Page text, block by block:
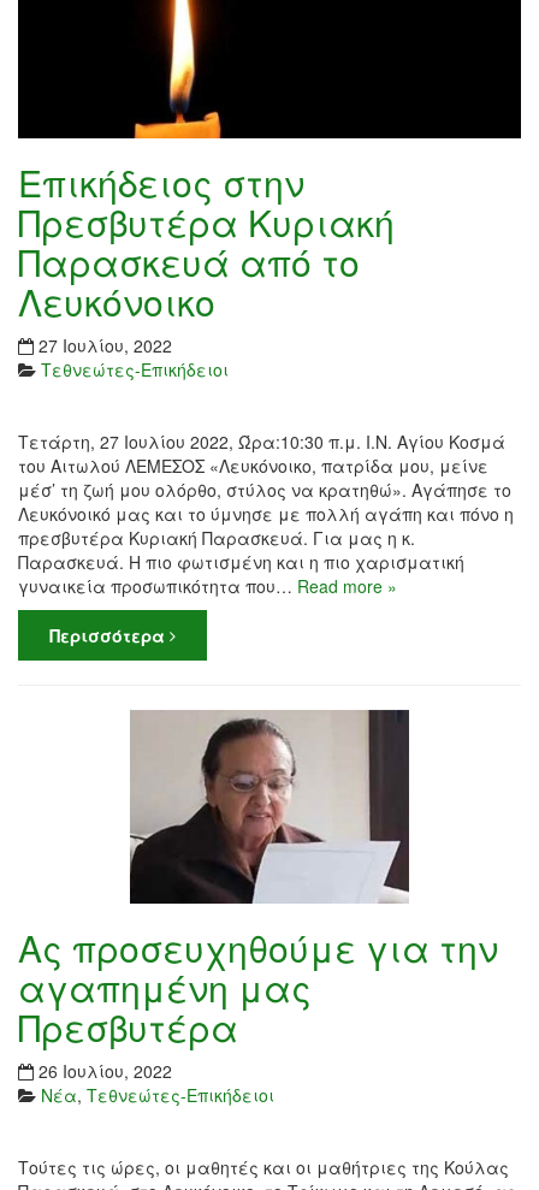
Επικήδειος στην
Πρεσβυτέρα Κυριακή
Παρασκευά από το
Λευκόνοικο
27 Ιουλίου, 2022
Τεθνεώτες-Επικήδειοι
Τετάρτη, 27 Ιουλίου 2022, Ώρα:10:30 π.μ. Ι.Ν. Αγίου Κοσμά
του Αιτωλού ΛΕΜΕΣΟΣ «Λευκόνοικο, πατρίδα μου, μείνε
μέσ’ τη ζωή μου ολόρθο, στύλος να κρατηθώ». Αγάπησε το
Λευκόνοικό μας και το ύμνησε με πολλή αγάπη και πόνο η
πρεσβυτέρα Κυριακή Παρασκευά. Για μας η κ.
Παρασκευά. Η πιο φωτισμένη και η πιο χαρισματική
γυναικεία προσωπικότητα που… Read more »
Περισσότερα
Ας προσευχηθούμε για την
αγαπημένη μας
Πρεσβυτέρα
26 Ιουλίου, 2022
Νέα, Τεθνεώτες-Επικήδειοι
Τούτες τις ώρες, οι μαθητές και οι μαθήτριες της Κούλας